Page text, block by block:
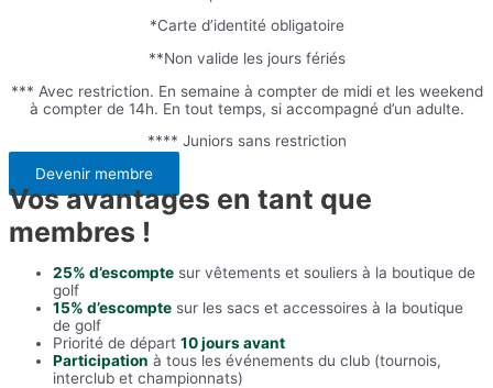
*Carte d’identité obligatoire
**Non valide les jours fériés
*** Avec restriction. En semaine à compter de midi et les weekend
à compter de 14h. En tout temps, si accompagné d’un adulte.
**** Juniors sans restriction
Devenir membre
Vos avantages en tant que
membres !
25% d’escompte sur vêtements et souliers à la boutique de
golf
15% d’escompte sur les sacs et accessoires à la boutique
de golf
Priorité de départ 10 jours avant
Participation à tous les événements du club (tournois,
interclub et championnats)